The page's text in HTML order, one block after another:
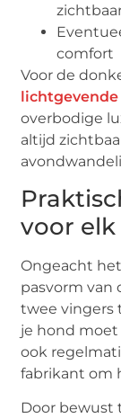
comfort
Voor de
lichtgevende
overbodige
altijd
voor elk
Ongeacht
pasvorm van
twee vingers
je hond
ook
fabrikant om
Door bewust